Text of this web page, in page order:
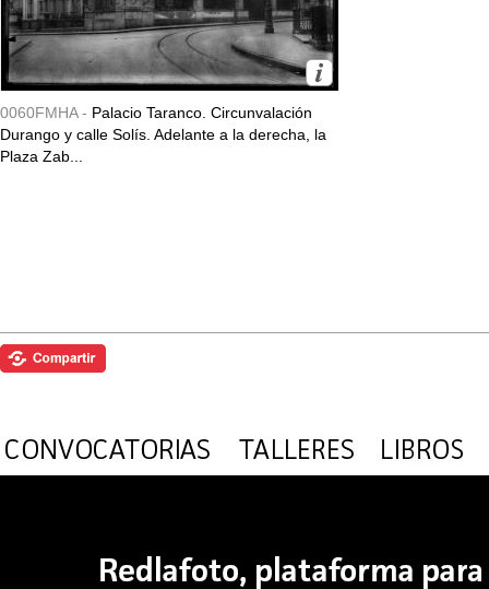
0060FMHA - Palacio Taranco. Circunvalación
Durango y calle Solís. Adelante a la derecha, la
Plaza Zab...